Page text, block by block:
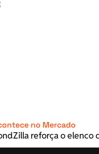
no Mercado
reforça o elenco